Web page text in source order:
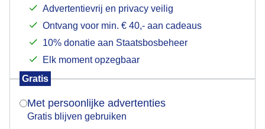
Advertentievrij en privacy veilig
Ontvang voor min. € 40,- aan cadeaus
10% donatie aan Staatsbosbeheer
Elk moment opzegbaar
Gratis
Met persoonlijke advertenties
Gratis blijven gebruiken
Indien je hier nog geen akkoord op hebt gegeven,
verschijnt er zo een pop-up uit je browser waarin
Is goed, toon de popup